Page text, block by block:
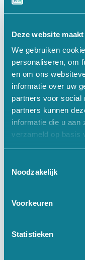
Deze website
We gebruiken
personaliseren, om
en om ons
informatie over uw
partners voor social
partners kunnen
informatie die u aan
verzameld op basis
Noodzakelijk
Voorkeuren
Statistieken
Informatief
Over Ons
Offerte Aanvragen
Vacatures
Contact
Digitale Oplossingen
Websites